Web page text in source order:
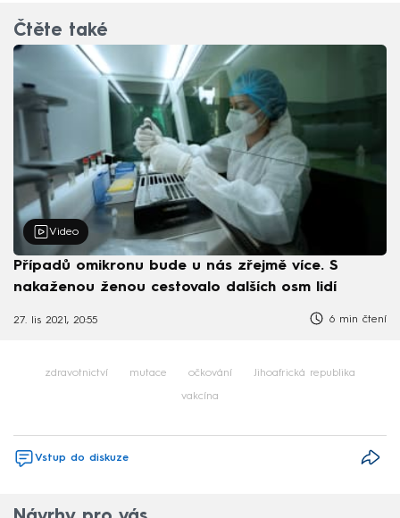
Čtěte také
Video
Případů omikronu bude u nás zřejmě více. S
nakaženou ženou cestovalo dalších osm lidí
27. lis 2021, 20:55 6 min čtení
zdravotnictví mutace očkování Jihoafrická republika
vakcína
Vstup do diskuze